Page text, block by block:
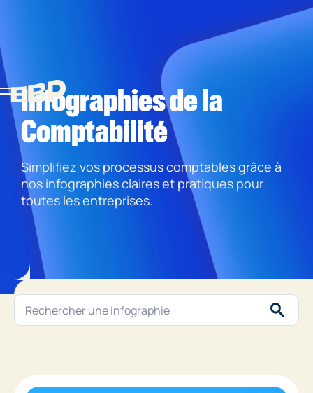
Infographies de la
Comptabilité
Simplifiez vos processus comptables grâce à
nos infographies claires et pratiques pour
toutes les entreprises.